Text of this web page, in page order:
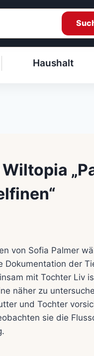
Haushalt
von Sofia Palmer
Dokumentation der
mit Tochter Liv
näher zu
und Tochter
sie die